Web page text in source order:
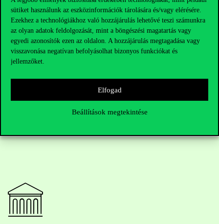
sütiket használunk az eszközinformációk tárolására és/vagy elérésére.
Ezekhez a technológiákhoz való hozzájárulás lehetővé teszi számunkra
az olyan adatok feldolgozását, mint a böngészési magatartás vagy
egyedi azonosítók ezen az oldalon. A hozzájárulás megtagadása vagy
visszavonása negatívan befolyásolhat bizonyos funkciókat és
jellemzőket.
Elfogad
Beállítások megtekintése